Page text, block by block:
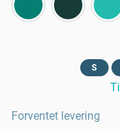
S
Forventet levering